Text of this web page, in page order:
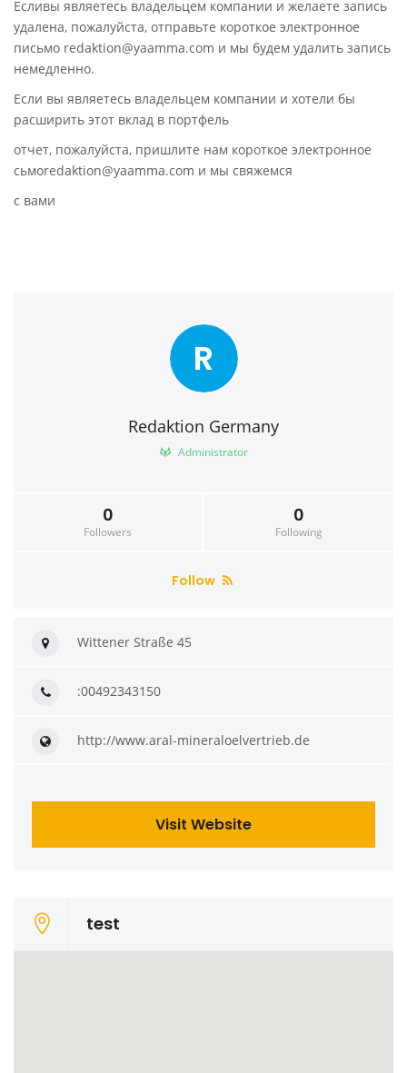
Есливы являетесь владельцем компании и желаете запись
удалена, пожалуйста, отправьте короткое электронное
письмо redaktion@yaamma.com и мы будем удалить запись
немедленно.
Если вы являетесь владельцем компании и хотели бы
расширить этот вклад в портфель
отчет, пожалуйста, пришлите нам короткое электронное
сьмоredaktion@yaamma.com и мы свяжемся
с вами
R
Redaktion Germany
Administrator
0
Followers
0
Following
Follow
Wittener Straße 45
:00492343150
http://www.aral-mineraloelvertrieb.de
Visit Website
test